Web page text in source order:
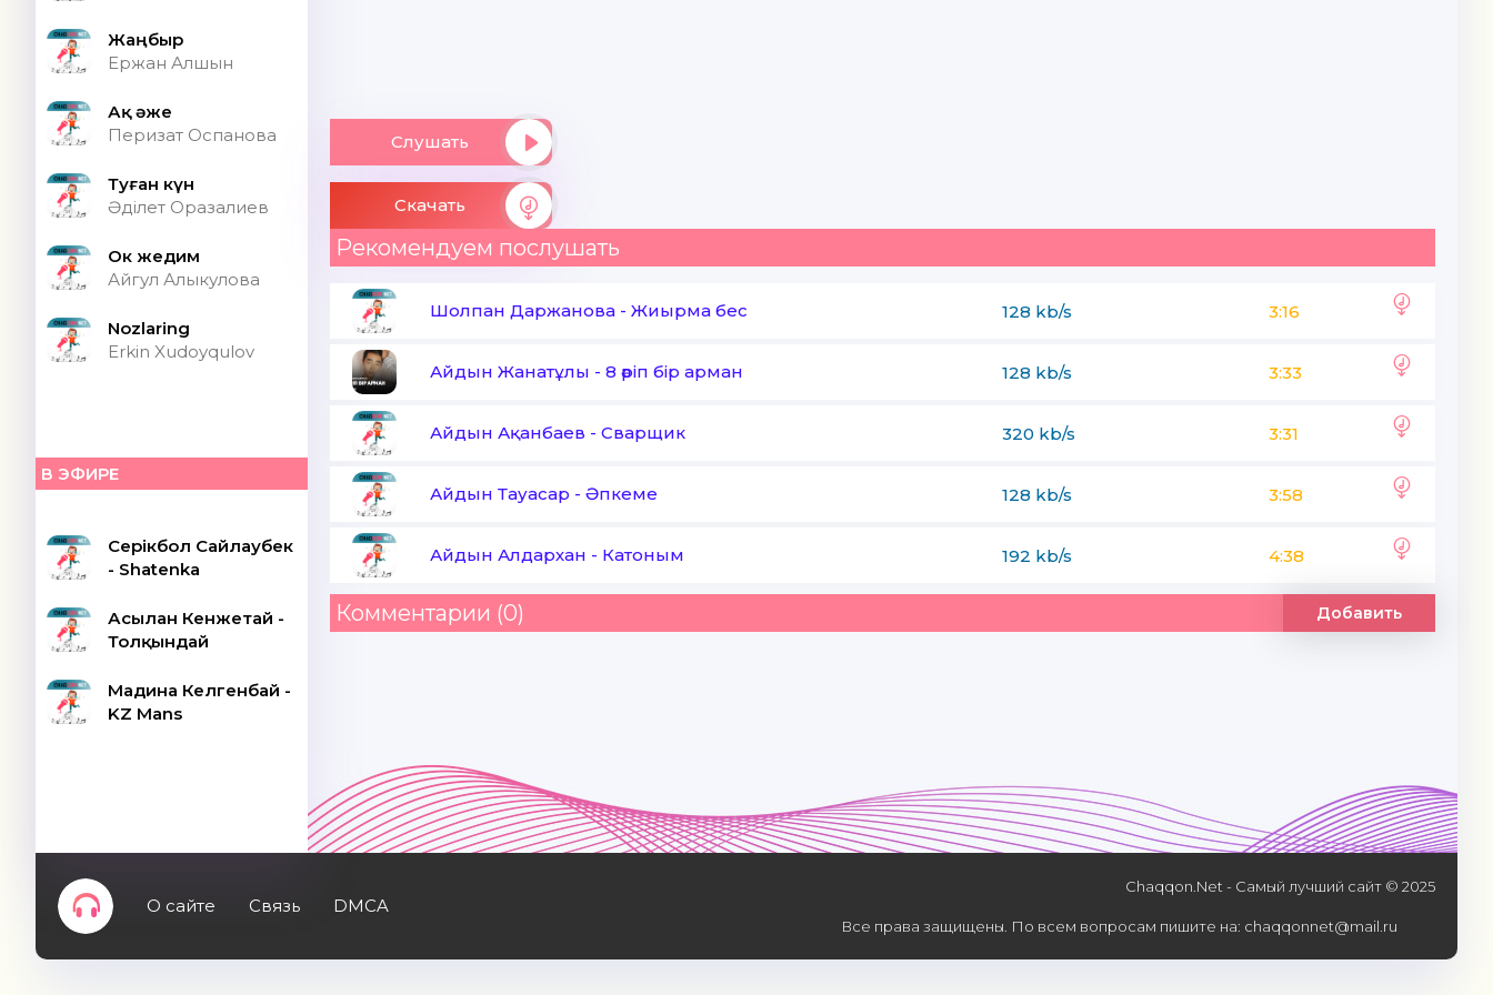
Жаңбыр
Ержан Алшын
Ақ әже
Перизат Оспанова
Туған күн
Әділет Оразалиев
Ок жедим
Айгул Алыкулова
Nozlaring
Erkin Xudoyqulov
В ЭФИРЕ
Серікбол Сайлаубек
- Shatenka
Асылан Кенжетай -
Толқындай
Мадина Келгенбай -
KZ Mans
Слушать
Скачать
Рекомендуем послушать
Шолпан Даржанова - Жиырма бес 128 kb/s 3:16
Айдын Жанатұлы - 8 әріп бір арман 128 kb/s 3:33
Айдын Ақанбаев - Сварщик 320 kb/s 3:31
Айдын Тауасар - Әпкеме 128 kb/s 3:58
Айдын Алдархан - Катоным 192 kb/s 4:38
Комментарии (0) Добавить
О сайте Связь DMCA
Chaqqon.Net - Самый лучший сайт © 2025
Все права защищены. По всем вопросам пишите на: chaqqonnet@mail.ru